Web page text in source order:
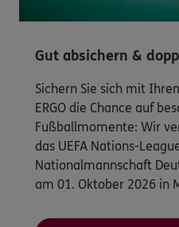
Gut absichern &
Sichern Sie sich mit
ERGO die Chance auf
Fußballmomente: Wir
das UEFA Nations-
Nationalmannschaft
am 01. Oktober 2026 in